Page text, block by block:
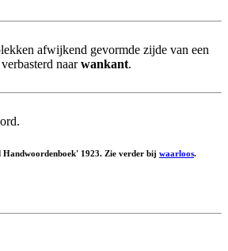
afwijkend gevormde zijde van een
naarwankant.
Handwoordenboek' 1923. Zie verder bij waarloos.